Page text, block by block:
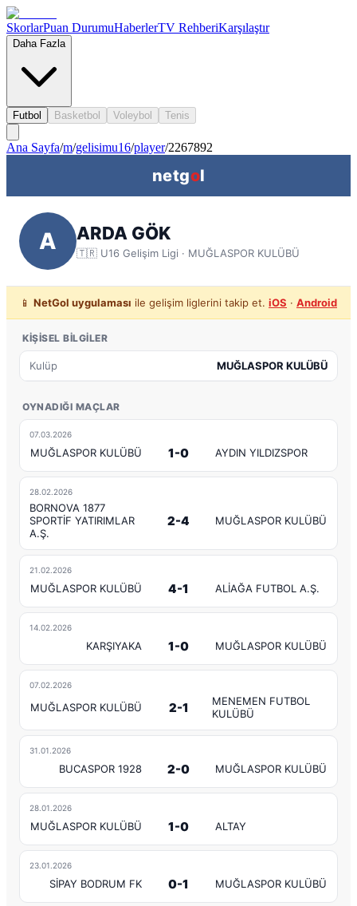
SkorlarPuan DurumuHaberlerTV RehberiKarşılaştır
Daha Fazla
Futbol Basketbol Voleybol Tenis
Ana Sayfa/m/gelisimu16/player/2267892
netgol
A ARDA GÖK
🇹🇷 U16 Gelişim Ligi · MUĞLASPOR KULÜBÜ
📱 NetGol uygulaması ile gelişim liglerini takip et. iOS · Android
KIŞISEL BILGILER
Kulüp MUĞLASPOR KULÜBÜ
OYNADIĞI MAÇLAR
07.03.2026
MUĞLASPOR KULÜBÜ 1-0 AYDIN YILDIZSPOR
28.02.2026
BORNOVA 1877
SPORTİF YATIRIMLAR
A.Ş.
2-4 MUĞLASPOR KULÜBÜ
21.02.2026
MUĞLASPOR KULÜBÜ 4-1 ALİAĞA FUTBOL A.Ş.
14.02.2026
KARŞIYAKA 1-0 MUĞLASPOR KULÜBÜ
07.02.2026
MUĞLASPOR KULÜBÜ 2-1
MENEMEN FUTBOL
KULÜBÜ
31.01.2026
BUCASPOR 1928 2-0 MUĞLASPOR KULÜBÜ
28.01.2026
MUĞLASPOR KULÜBÜ 1-0 ALTAY
23.01.2026
SİPAY BODRUM FK 0-1 MUĞLASPOR KULÜBÜ